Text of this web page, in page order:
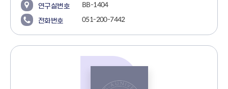
연구실번호 BB-1404
전화번호 051-200-7442